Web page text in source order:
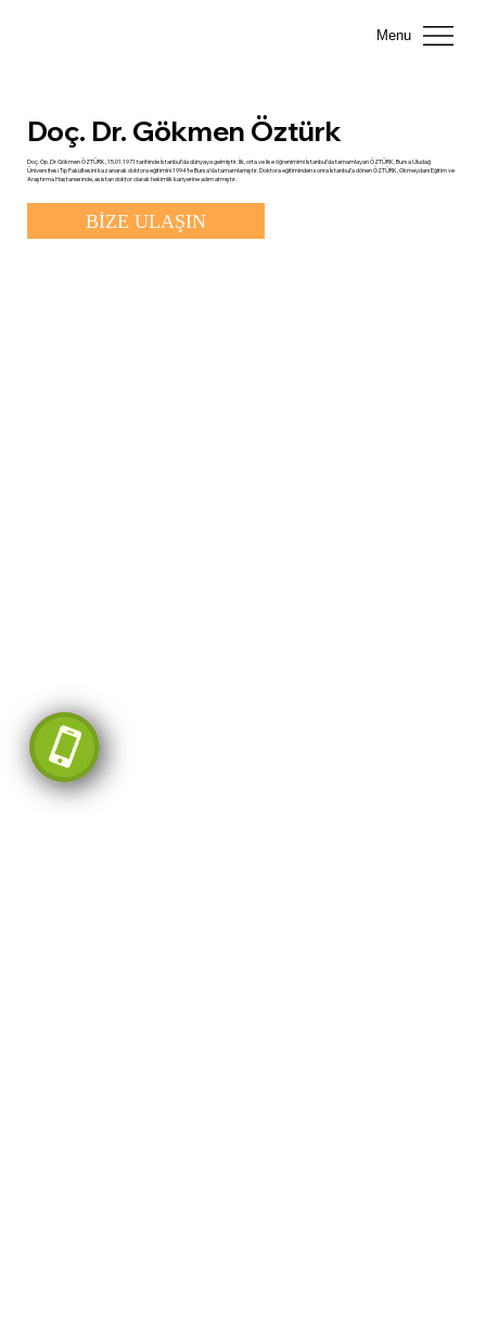
Menu
Doç. Dr. Gökmen Öztürk
Doç. Op. Dr Gökmen ÖZTÜRK, 15.01.1971 tarihinde İstanbul’da dünyaya gelmiştir. İlk, orta ve lise öğrenimimi İstanbul’da tamamlayan ÖZTÜRK, Bursa Uludağ
Üniversitesi Tıp Fakültesini kazanarak doktora eğitimini 1994'te Bursa’da tamamlamıştır. Doktora eğitiminden sonra İstanbul’a dönen ÖZTÜRK, Okmeydanı Eğitim ve
Araştırma Hastanesinde, asistan doktor olarak hekimlik kariyerine adım atmıştır.
BİZE ULAŞIN